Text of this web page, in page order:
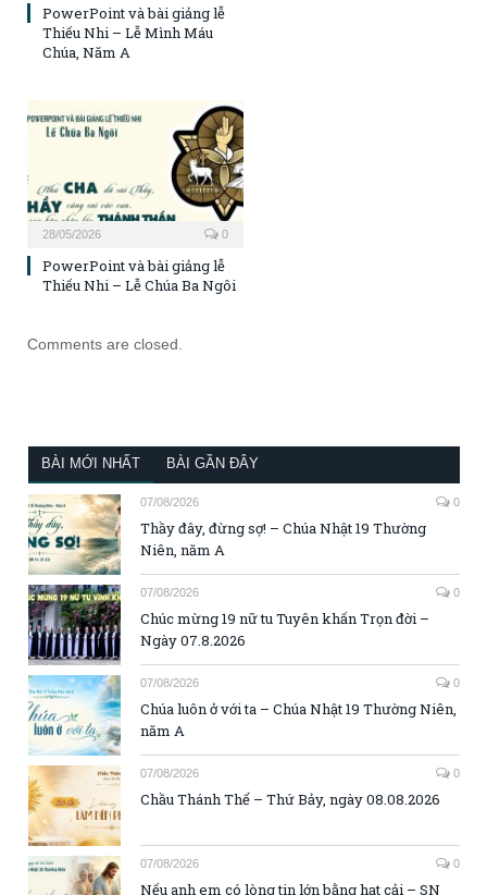
PowerPoint và bài giảng lễ
Thiếu Nhi – Lễ Mình Máu
Chúa, Năm A
28/05/2026 0
PowerPoint và bài giảng lễ
Thiếu Nhi – Lễ Chúa Ba Ngôi
Comments are closed.
BÀI MỚI NHẤT BÀI GẦN ĐÂY
07/08/2026 0
Thầy đây, đừng sợ! – Chúa Nhật 19 Thường
Niên, năm A
07/08/2026 0
Chúc mừng 19 nữ tu Tuyên khấn Trọn đời –
Ngày 07.8.2026
07/08/2026 0
Chúa luôn ở với ta – Chúa Nhật 19 Thường Niên,
năm A
07/08/2026 0
Chầu Thánh Thể – Thứ Bảy, ngày 08.08.2026
07/08/2026 0
Nếu anh em có lòng tin lớn bằng hạt cải – SN